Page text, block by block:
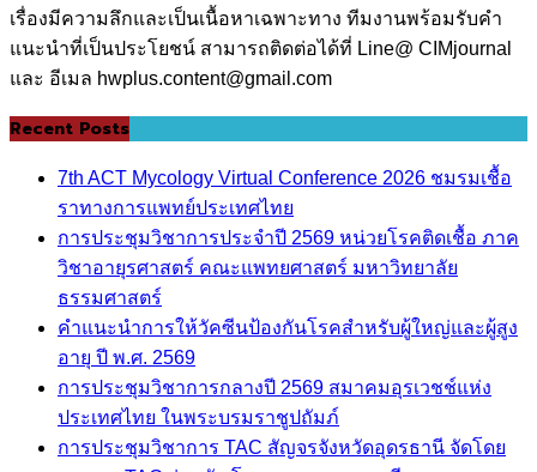
เรื่องมีความลึกและเป็นเนื้อหาเฉพาะทาง ทีมงานพร้อมรับคำ
แนะนำที่เป็นประโยชน์ สามารถติดต่อได้ที่ Line@ CIMjournal
และ อีเมล hwplus.content@gmail.com
Recent Posts
7th ACT Mycology Virtual Conference 2026 ชมรมเชื้อ
ราทางการแพทย์ประเทศไทย
การประชุมวิชาการประจำปี 2569 หน่วยโรคติดเชื้อ ภาค
วิชาอายุรศาสตร์ คณะแพทยศาสตร์ มหาวิทยาลัย
ธรรมศาสตร์
คำแนะนำการให้วัคซีนป้องกันโรคสำหรับผู้ใหญ่และผู้สูง
อายุ ปี พ.ศ. 2569
การประชุมวิชาการกลางปี 2569 สมาคมอุรเวชช์แห่ง
ประเทศไทย ในพระบรมราชูปถัมภ์
การประชุมวิชาการ TAC สัญจรจังหวัดอุดรธานี จัดโดย